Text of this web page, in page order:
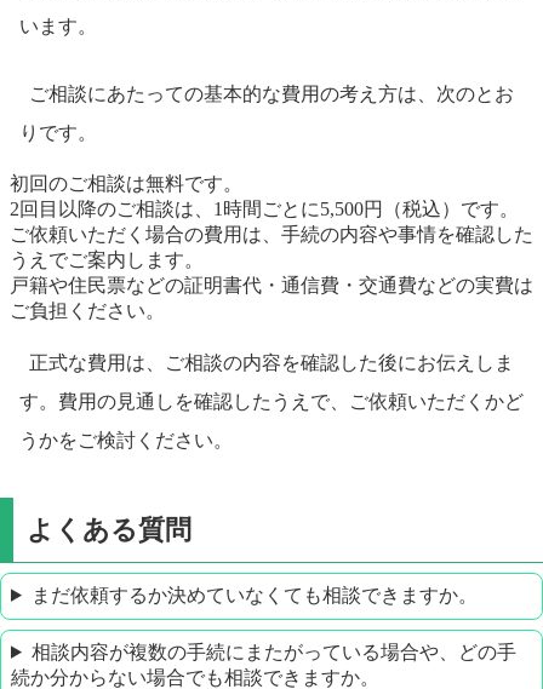
います。
ご相談にあたっての基本的な費用の考え方は、次のとお
りです。
初回のご相談は無料です。
2回目以降のご相談は、1時間ごとに5,500円（税込）です。
ご依頼いただく場合の費用は、手続の内容や事情を確認した
うえでご案内します。
戸籍や住民票などの証明書代・通信費・交通費などの実費は
ご負担ください。
正式な費用は、ご相談の内容を確認した後にお伝えしま
す。費用の見通しを確認したうえで、ご依頼いただくかど
うかをご検討ください。
よくある質問
まだ依頼するか決めていなくても相談できますか。
相談内容が複数の手続にまたがっている場合や、どの手
続か分からない場合でも相談できますか。